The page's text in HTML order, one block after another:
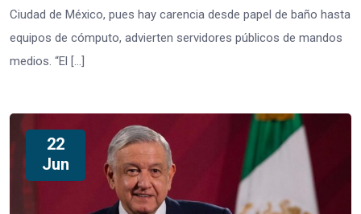
Ciudad de México, pues hay carencia desde papel de baño hasta
equipos de cómputo, advierten servidores públicos de mandos
medios. “El […]
22
Jun